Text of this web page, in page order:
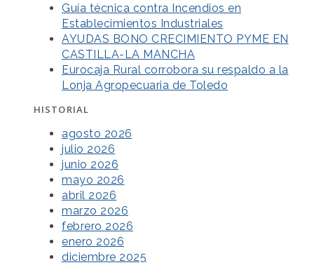
Guía técnica contra Incendios en
Establecimientos Industriales
AYUDAS BONO CRECIMIENTO PYME EN
CASTILLA-LA MANCHA
Eurocaja Rural corrobora su respaldo a la
Lonja Agropecuaria de Toledo
HISTORIAL
agosto 2026
julio 2026
junio 2026
mayo 2026
abril 2026
marzo 2026
febrero 2026
enero 2026
diciembre 2025